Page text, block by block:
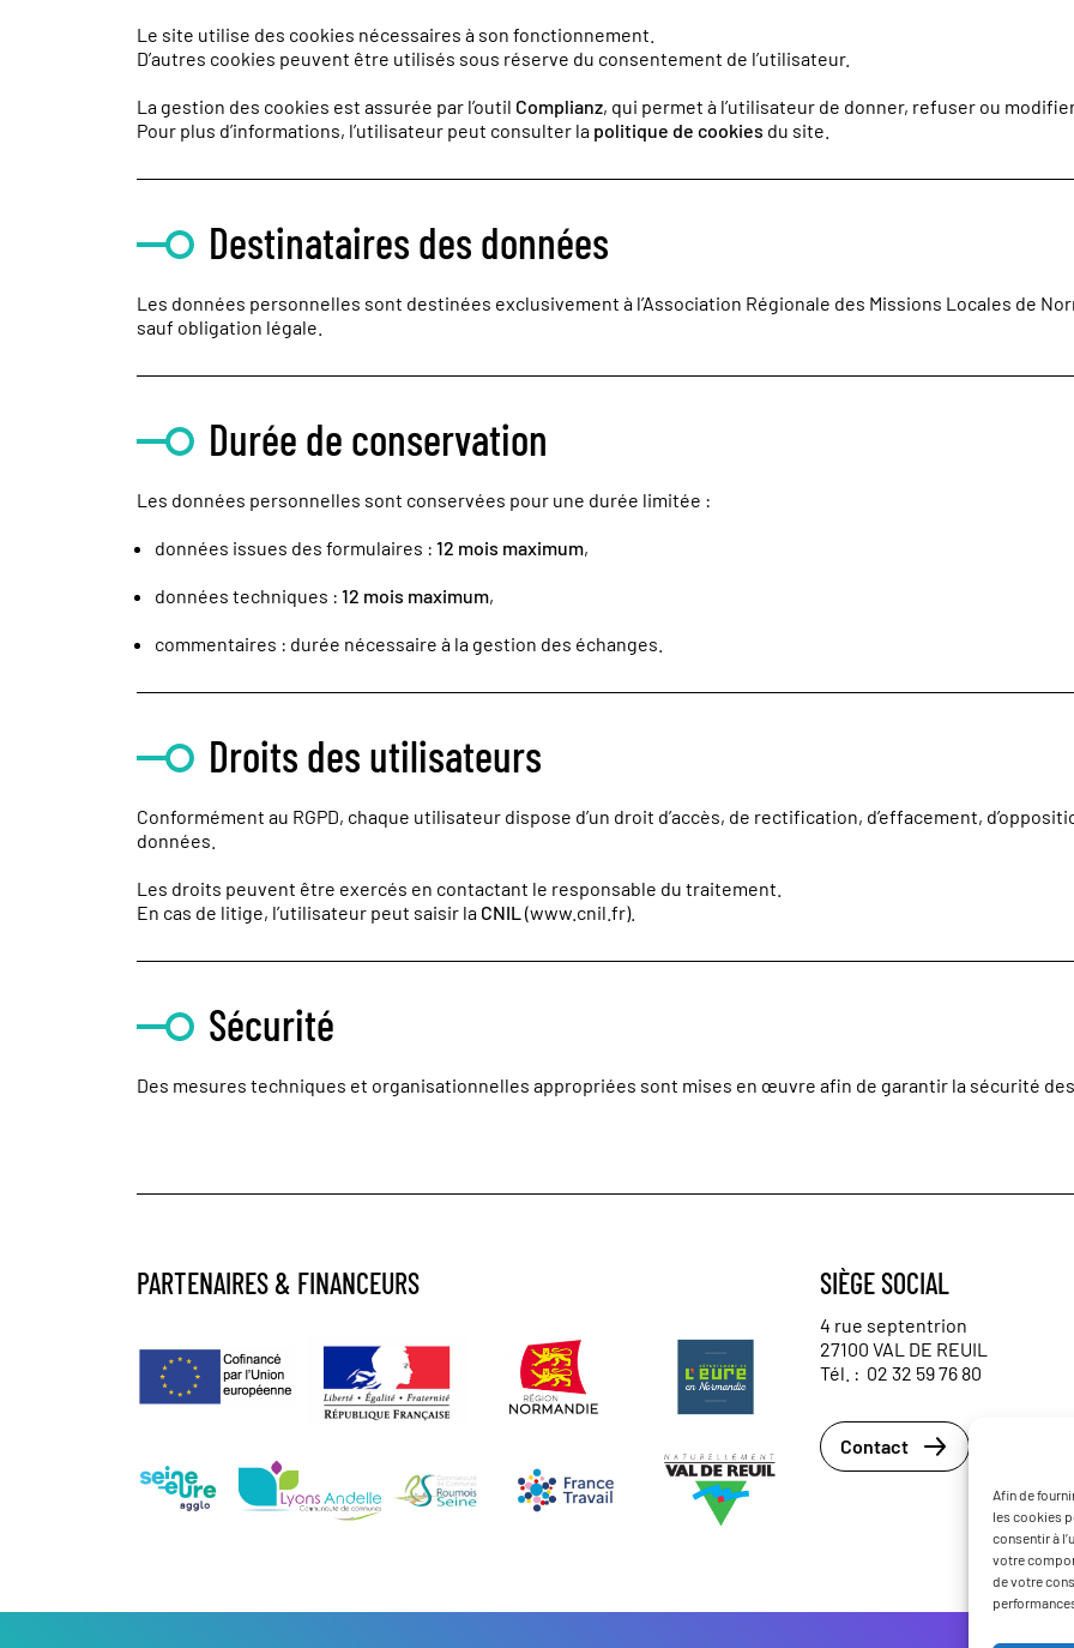
Afin de
les cookies
consentir à
votre
de votre
Le site utilise des cookies nécessaires à son fonctionnement.
D’autres cookies peuvent être utilisés sous réserve du consentement de l’utilisateur.
La gestion des cookies est assurée par l’outil Complianz, qui permet à l’utilisateur de donner, refuser ou
Pour plus d’informations, l’utilisateur peut consulter la politique de cookies du site.
Destinataires des données
Les données personnelles sont destinées exclusivement à l’Association Régionale des Missions Locales de
sauf obligation légale.
Durée de conservation
Les données personnelles sont conservées pour une durée limitée :
données issues des formulaires : 12 mois maximum,
données techniques : 12 mois maximum,
commentaires : durée nécessaire à la gestion des échanges.
Droits des utilisateurs
Conformément au RGPD, chaque utilisateur dispose d’un droit d’accès, de rectification, d’effacement,
données.
Les droits peuvent être exercés en contactant le responsable du traitement.
En cas de litige, l’utilisateur peut saisir la CNIL(www.cnil.fr).
Sécurité
Des mesures techniques et organisationnelles appropriées sont mises en œuvre afin de garantir la sécurité
PARTENAIRES & FINANCEURS SIÈGE SOCIAL
4 rue septentrion
27100 VAL DE REUIL
Tél. : 02 32 59 76 80
Contact